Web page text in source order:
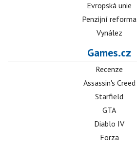
Evropská unie
Penzijní reforma
Vynález
Games.cz
Recenze
Assassin's Creed
Starfield
GTA
Diablo IV
Forza